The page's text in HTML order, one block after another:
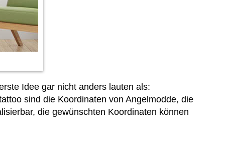
Idee gar nicht anders lauten als:
sind die Koordinaten von Angelmodde, die
die gewünschten Koordinaten können